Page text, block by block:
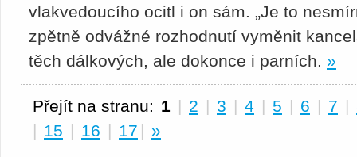
vlakvedoucího ocitl i on sám. „Je to
zpětně odvážné rozhodnutí vyměnit
těch dálkových, ale dokonce i parních. »
Přejít na stranu: 1 | 2 | 3 | 4 | 5 | 6 | 7 |
| 15 | 16 | 17 | »